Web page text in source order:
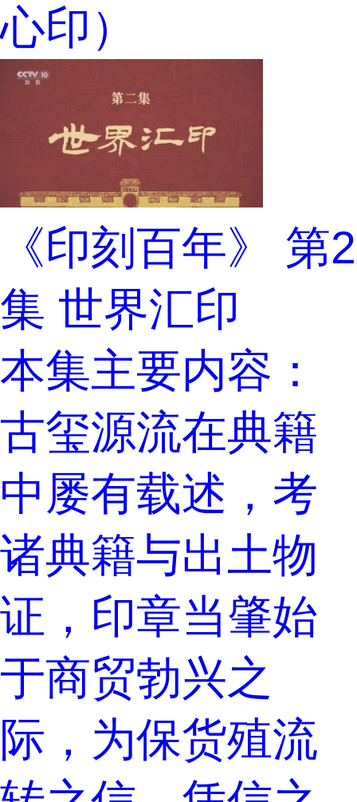
心印）
《印刻百年》 第2
集 世界汇印
本集主要内容：
古玺源流在典籍
中屡有载述，考
诸典籍与出土物
证，印章当肇始
于商贸勃兴之
际，为保货殖流